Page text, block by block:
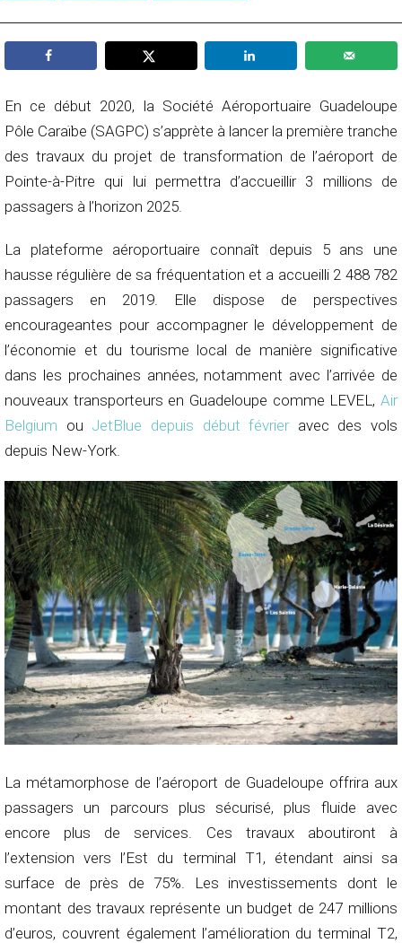
En ce début 2020, la Société Aéroportuaire Guadeloupe
Pôle Caraïbe (SAGPC) s’apprète à lancer la première tranche
des travaux du projet de transformation de l’aéroport de
Pointe-à-Pitre qui lui permettra d’accueillir 3 millions de
passagers à l’horizon 2025.
La plateforme aéroportuaire connaît depuis 5 ans une
hausse régulière de sa fréquentation et a accueilli 2 488 782
passagers en 2019. Elle dispose de perspectives
encourageantes pour accompagner le développement de
l’économie et du tourisme local de manière significative
dans les prochaines années, notamment avec l’arrivée de
nouveaux transporteurs en Guadeloupe comme LEVEL, Air
Belgium ou JetBlue depuis début févrieravec des vols
depuis New-York.
La métamorphose de l’aéroport de Guadeloupe offrira aux
passagers un parcours plus sécurisé, plus fluide avec
encore plus de services. Ces travaux aboutiront à
l’extension vers l’Est du terminal T1, étendant ainsi sa
surface de près de 75%. Les investissements dont le
montant des travaux représente un budget de 247 millions
d’euros, couvrent également l’amélioration du terminal T2,